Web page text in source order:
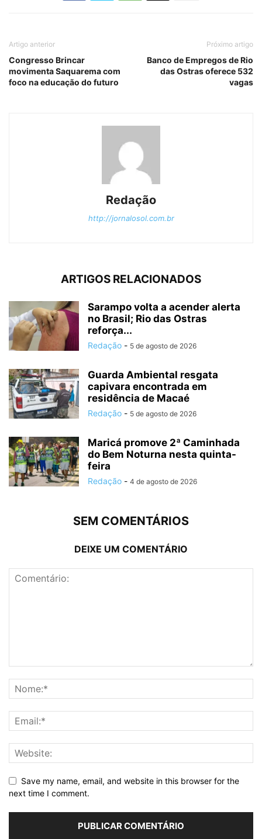
Artigo anterior
Congresso Brincar
movimenta Saquarema com
foco na educação do futuro
Próximo artigo
Banco de Empregos de Rio
das Ostras oferece 532
vagas
Redação
http://jornalosol.com.br
ARTIGOS RELACIONADOS
Sarampo volta a acender alerta
no Brasil; Rio das Ostras
reforça...
Redação - 5 de agosto de 2026
Guarda Ambiental resgata
capivara encontrada em
residência de Macaé
Redação - 5 de agosto de 2026
Maricá promove 2ª Caminhada
do Bem Noturna nesta quinta-
feira
Redação - 4 de agosto de 2026
SEM COMENTÁRIOS
DEIXE UM COMENTÁRIO
Save my name, email, and website in this browser for the
next time I comment.